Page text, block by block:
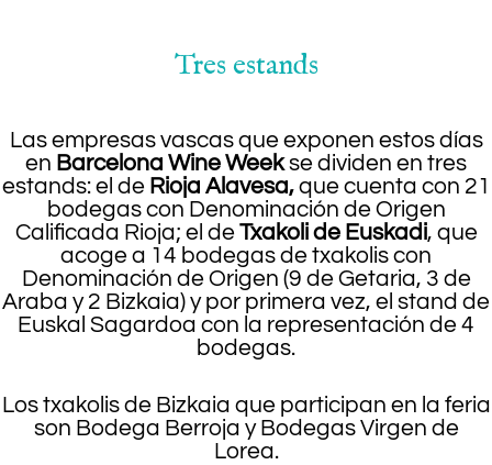
Tres estands
Las empresas vascas que exponen estos días
en Barcelona Wine Weekse dividen en tres
estands: el de Rioja Alavesa,que cuenta con 21
bodegas con Denominación de Origen
Calificada Rioja; el deTxakoli de Euskadi, que
acoge a 14 bodegas de txakolis con
Denominación de Origen (9 de Getaria, 3 de
Araba y 2 Bizkaia) y por primera vez, el stand de
Euskal Sagardoa con la representación de 4
bodegas.
Los txakolis de Bizkaia que participan en la feria
son Bodega Berroja y Bodegas Virgen de
Lorea.